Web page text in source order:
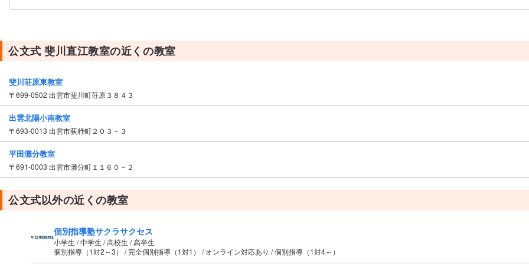
公文式 斐川直江教室の近くの教室
斐川荘原東教室
〒699-0502 出雲市斐川町荘原３８４３
出雲北陽小南教室
〒693-0013 出雲市荻杼町２０３－３
平田灘分教室
〒691-0003 出雲市灘分町１１６０－２
公文式以外の近くの教室
個別指導塾サクラサクセス
小学生 / 中学生 / 高校生 / 高卒生
個別指導（1対2～3） / 完全個別指導（1対1） / オンライン対応あり / 個別指導（1対4～）